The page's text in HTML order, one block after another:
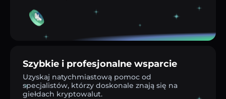
Szybkie i profesjonalne wsparcie
Uzyskaj natychmiastową pomoc od
specjalistów, którzy doskonale znają się na
giełdach kryptowalut.